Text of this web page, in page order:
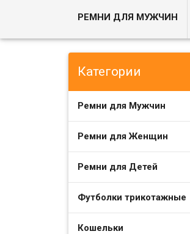
РЕМНИ ДЛЯ МУЖЧИН
Категории
Ремни для Мужчин
Ремни для Женщин
Ремни для Детей
Футболки трикотажные
Кошельки